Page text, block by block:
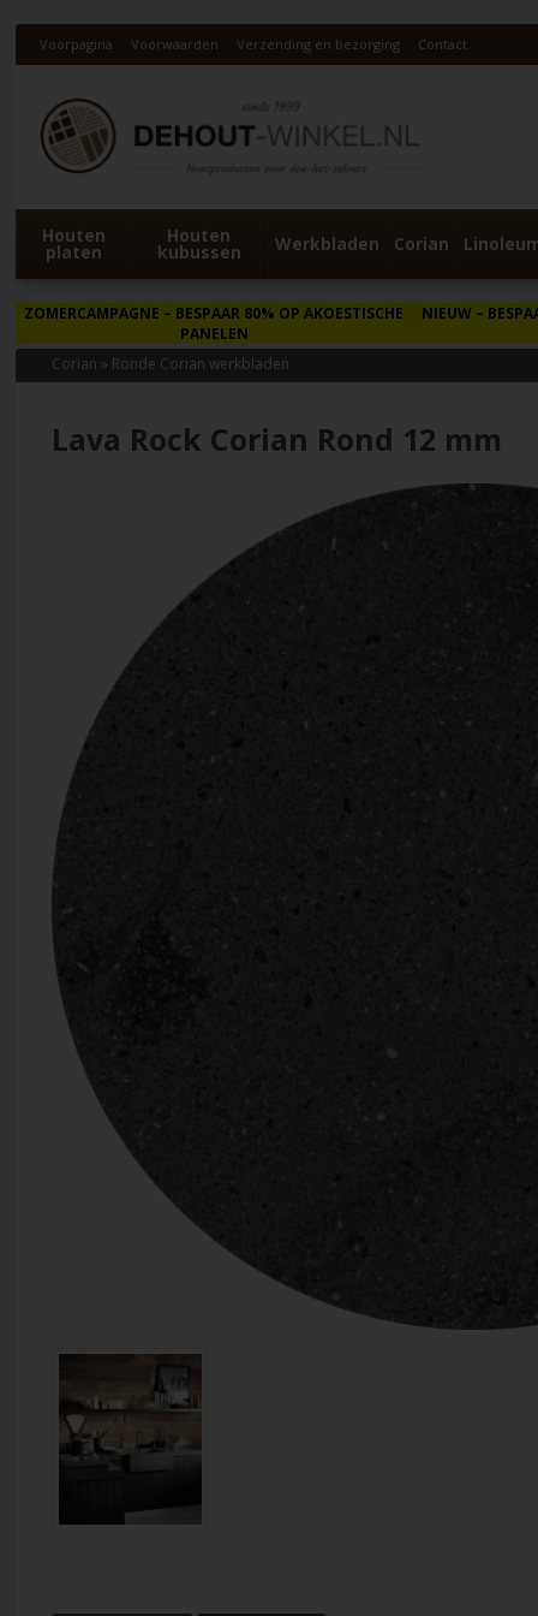
Voorpagina Voorwaarden Verzending en bezorging Contact
Houten
platen
Houten
kubussen Werkbladen Corian
ZOMERCAMPAGNE – BESPAAR 80% OP AKOESTISCHE
PANELEN
NIEUW–
Corian » Ronde Corian werkbladen
Lava Rock Corian Rond 12 mm